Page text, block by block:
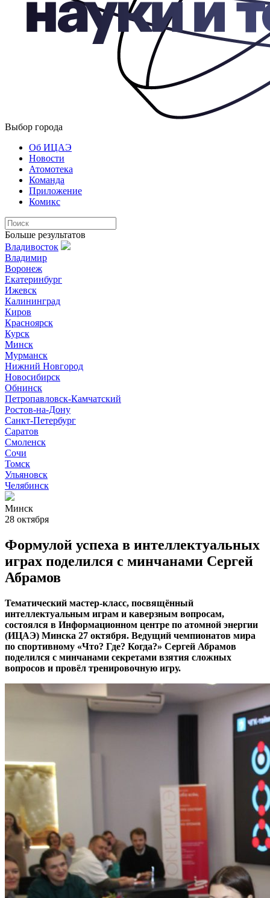
Выбор города
Об ИЦАЭ
Новости
Атомотека
Команда
Приложение
Комикс
Больше результатов
Владивосток
Владимир
Воронеж
Екатеринбург
Ижевск
Калининград
Киров
Красноярск
Курск
Минск
Мурманск
Нижний Новгород
Новосибирск
Обнинск
Петропавловск-Камчатский
Ростов-на-Дону
Санкт-Петербург
Саратов
Смоленск
Сочи
Томск
Ульяновск
Челябинск
Минск
28 октября
Формулой успеха в интеллектуальных
играх поделился с минчанами Сергей
Абрамов
Тематический мастер-класс, посвящённый
интеллектуальным играм и каверзным вопросам,
состоялся в Информационном центре по атомной энергии
(ИЦАЭ) Минска 27 октября. Ведущий чемпионатов мира
по спортивному «Что? Где? Когда?» Сергей Абрамов
поделился с минчанами секретами взятия сложных
вопросов и провёл тренировочную игру.